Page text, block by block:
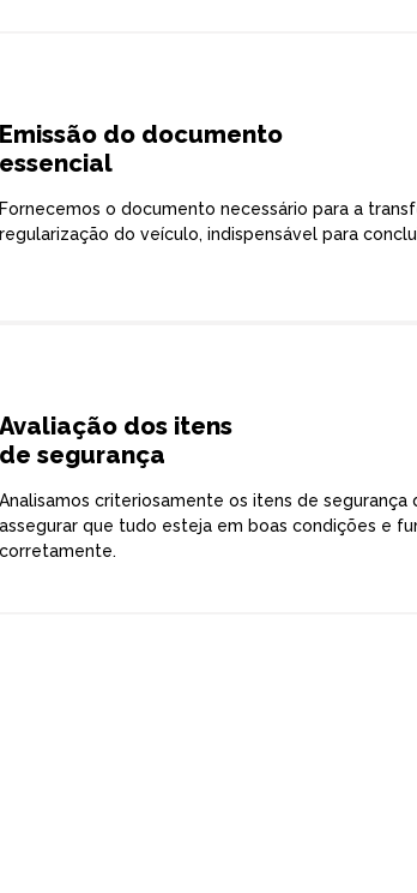
Emissão do documento
essencial
Fornecemos o documento necessário para a
regularização do veículo, indispensável para
Avaliação dos itens
de segurança
Analisamos criteriosamente os itens de segurança
assegurar que tudo esteja em boas condições e
corretamente.